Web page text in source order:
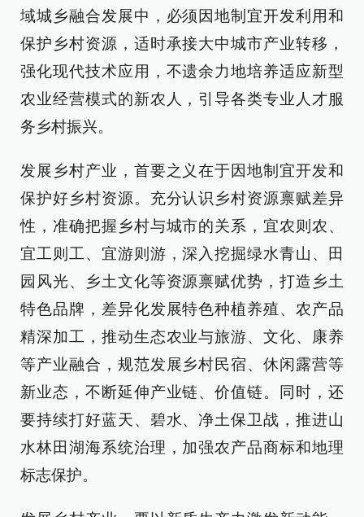
域城乡融合发展中，必须因地制宜开发利用和
保护乡村资源，适时承接大中城市产业转移，
强化现代技术应用，不遗余力地培养适应新型
农业经营模式的新农人，引导各类专业人才服
务乡村振兴。
发展乡村产业，首要之义在于因地制宜开发和
保护好乡村资源。充分认识乡村资源禀赋差异
性，准确把握乡村与城市的关系，宜农则农、
宜工则工、宜游则游，深入挖掘绿水青山、田
园风光、乡土文化等资源禀赋优势，打造乡土
特色品牌，差异化发展特色种植养殖、农产品
精深加工，推动生态农业与旅游、文化、康养
等产业融合，规范发展乡村民宿、休闲露营等
新业态，不断延伸产业链、价值链。同时，还
要持续打好蓝天、碧水、净土保卫战，推进山
水林田湖海系统治理，加强农产品商标和地理
标志保护。